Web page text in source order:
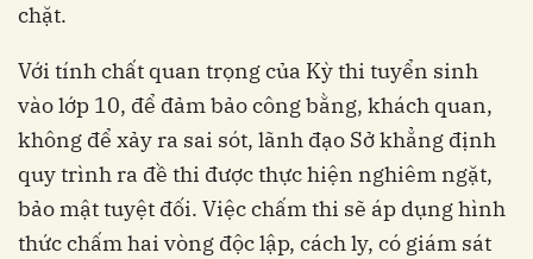
chặt.
Với tính chất quan trọng của Kỳ thi tuyển sinh
vào lớp 10, để đảm bảo công bằng, khách quan,
không để xảy ra sai sót, lãnh đạo Sở khẳng định
quy trình ra đề thi được thực hiện nghiêm ngặt,
bảo mật tuyệt đối. Việc chấm thi sẽ áp dụng hình
thức chấm hai vòng độc lập, cách ly, có giám sát